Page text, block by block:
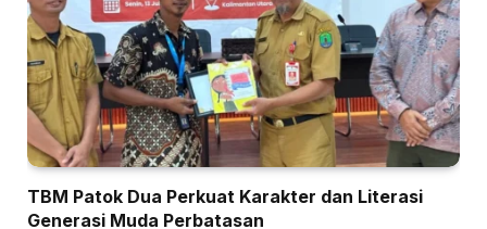
TBM Patok Dua Perkuat Karakter dan Literasi
Generasi Muda Perbatasan